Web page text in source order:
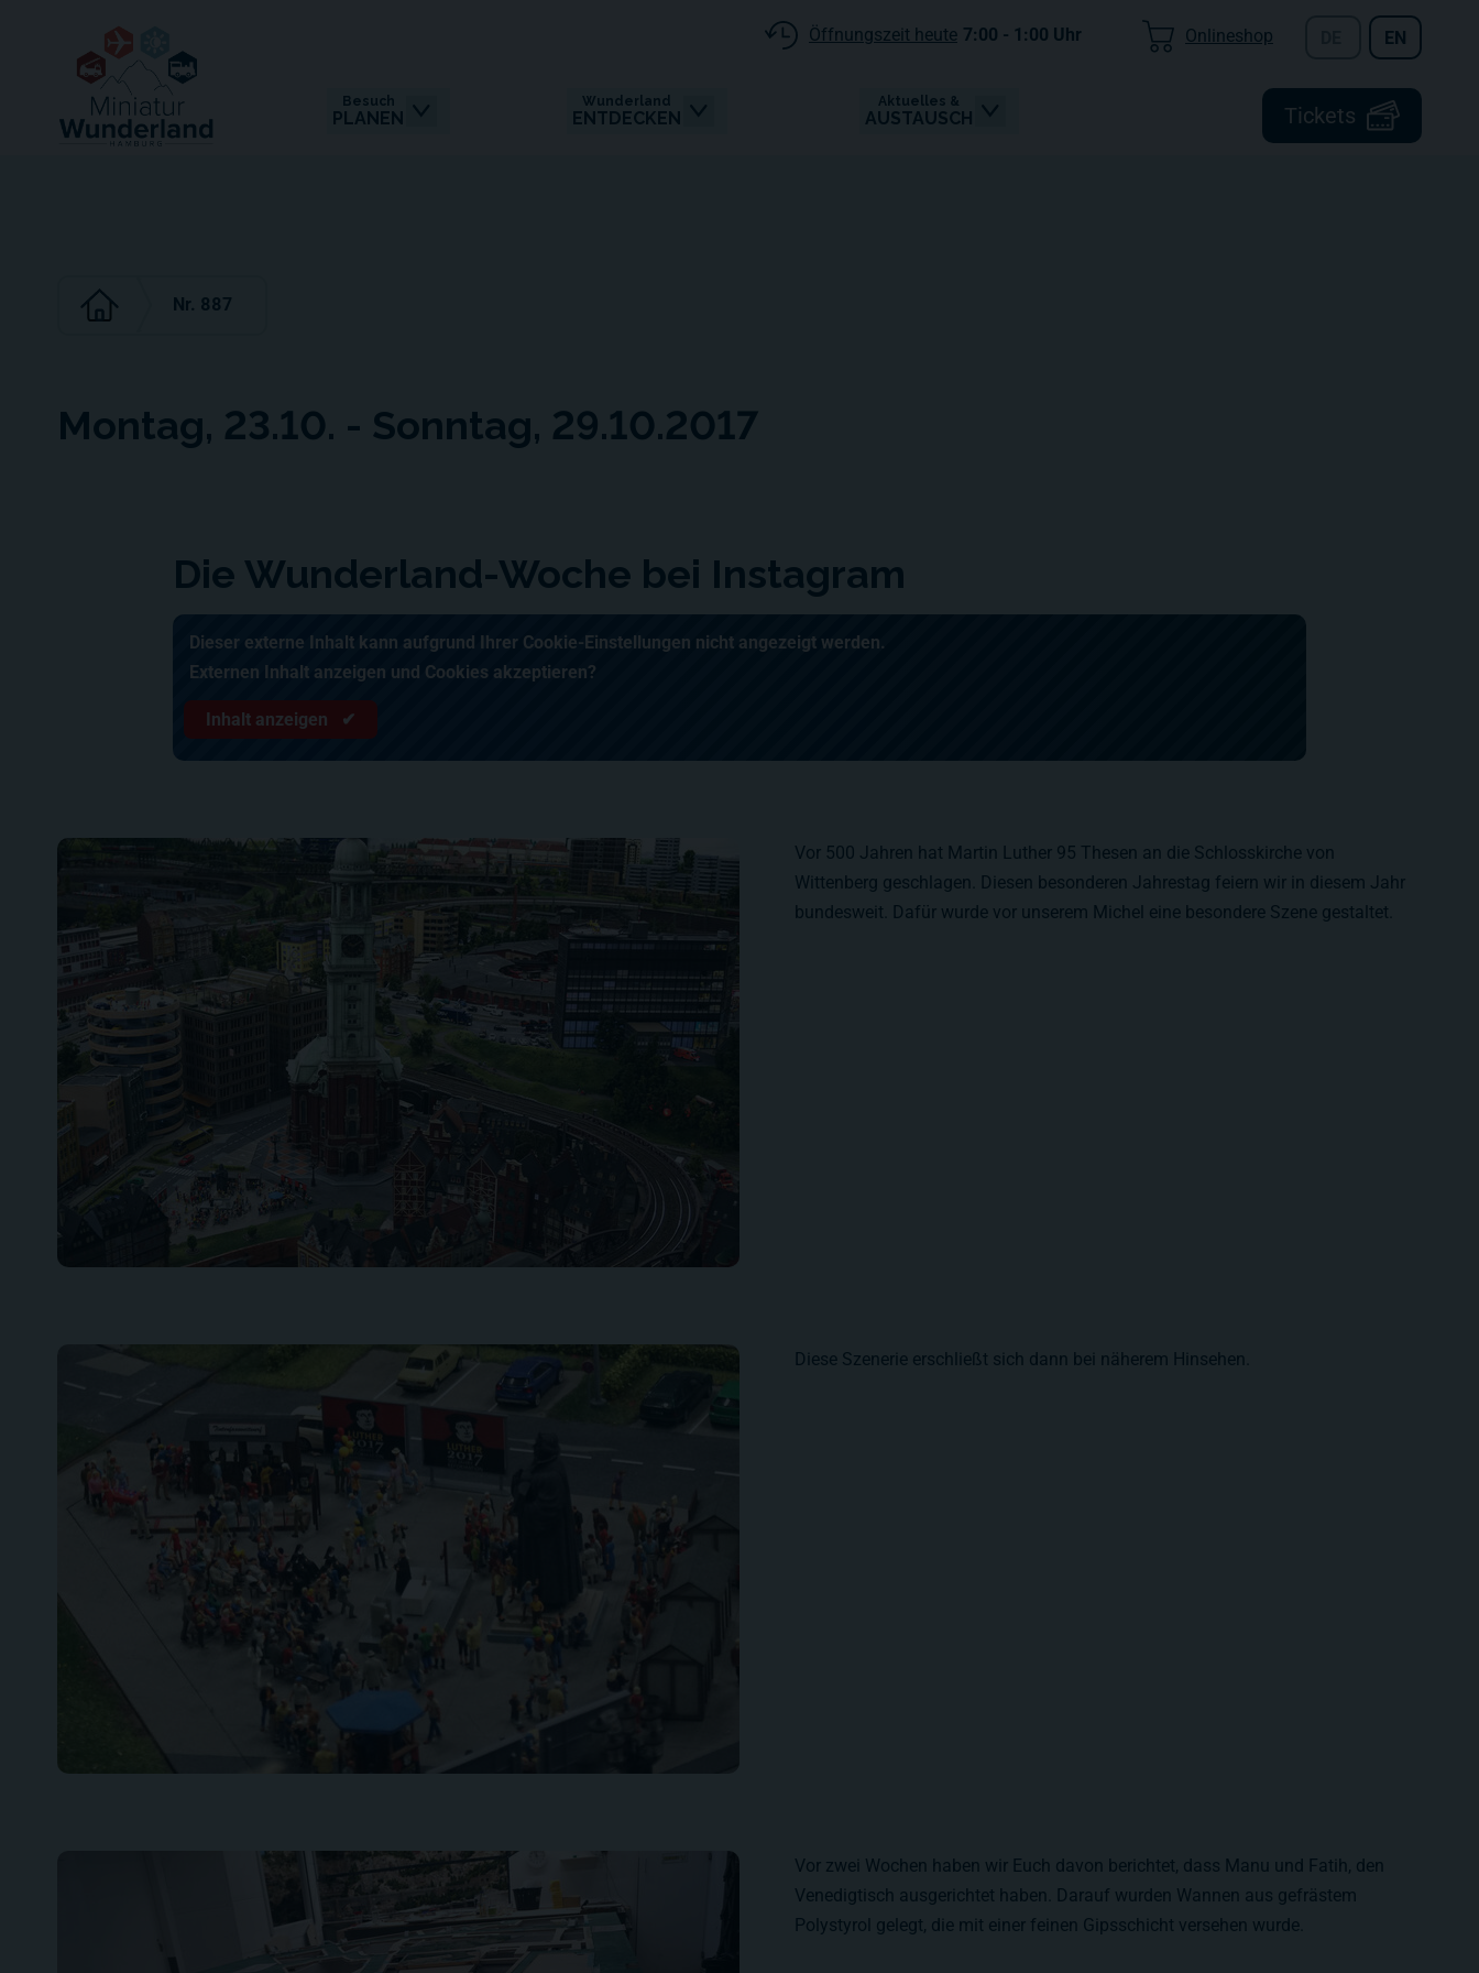
Tickets
Besuch
PLANEN
Wunderland
ENTDECKEN
Aktuelles &
AUSTAUSCH
Öffnungszeit heute 7:00 - 1:00 Uhr Onlineshop EN
Nr. 887
Montag, 23.10. - Sonntag, 29.10.2017
Die Wunderland-Woche bei Instagram
Dieser externe Inhalt kann aufgrund Ihrer Cookie-Einstellungen nicht angezeigt werden.
Externen Inhalt anzeigen und Cookies akzeptieren?
Inhalt anzeigen ✔
Vor 500 Jahren hat Martin Luther 95 Thesen an die Schlosskirche von
Wittenberg geschlagen. Diesen besonderen Jahrestag feiern wir in diesem Jahr
bundesweit. Dafür wurde vor unserem Michel eine besondere Szene gestaltet.
Diese Szenerie erschließt sich dann bei näherem Hinsehen.
Vor zwei Wochen haben wir Euch davon berichtet, dass Manu und Fatih, den
Venedigtisch ausgerichtet haben. Darauf wurden Wannen aus gefrästem
Polystyrol gelegt, die mit einer feinen Gipsschicht versehen wurde.